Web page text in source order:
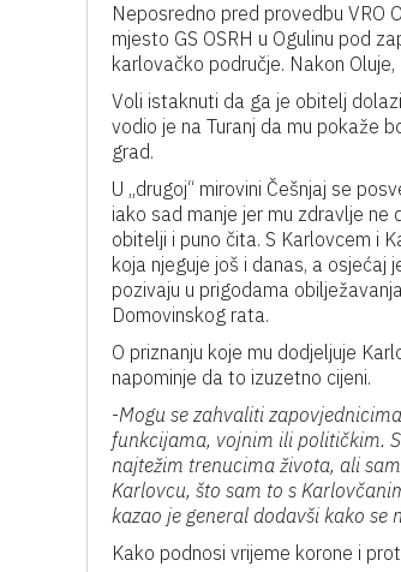
Neposredno pred provedbu VRO
mjesto GS OSRH u Ogulinu pod
karlovačko područje. Nakon
Voli istaknuti da ga je obitelj
vodio je na Turanj da mu pokaže
grad.
U „drugoj“ mirovini Češnjaj se
iako sad manje jer mu zdravlje ne
obitelji i puno čita. S Karlovcem i
koja njeguje još i danas, a
pozivaju u prigodama
Domovinskog rata.
O priznanju koje mu dodjeljuje
napominje da to izuzetno cijeni.
-Mogu se zahvaliti
funkcijama, vojnim ili političkim.
najtežim trenucima života, ali
Karlovcu, što sam to s
kazao je general dodavši kako se
Kako podnosi vrijeme korone i